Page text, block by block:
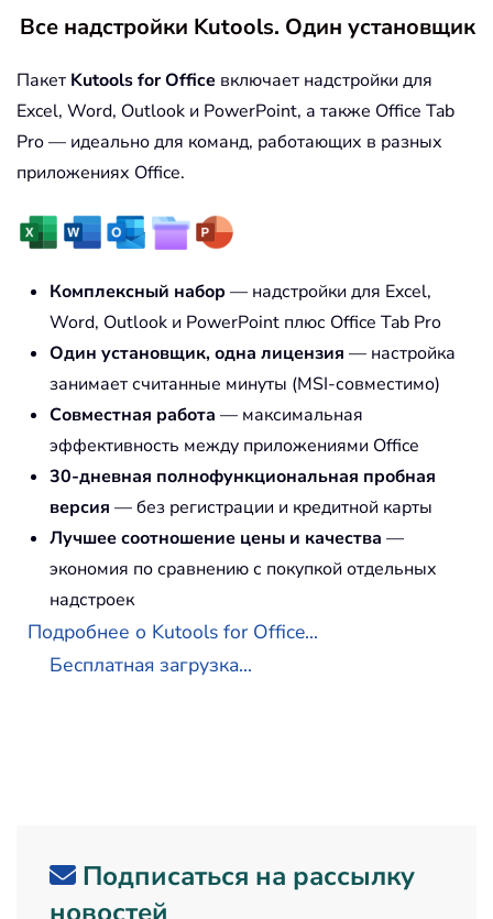
Все надстройки Kutools. Один установщик
Пакет Kutools for Office включает надстройки для
Excel, Word, Outlook и PowerPoint, а также Office Tab
Pro — идеально для команд, работающих в разных
приложениях Office.
Комплексный набор — надстройки для Excel,
Word, Outlook и PowerPoint плюс Office Tab Pro
Один установщик, одна лицензия — настройка
занимает считанные минуты (MSI-совместимо)
Совместная работа — максимальная
эффективность между приложениями Office
30-дневная полнофункциональная пробная
версия — без регистрации и кредитной карты
Лучшее соотношение цены и качества —
экономия по сравнению с покупкой отдельных
надстроек
Подробнее о Kutools for Office...
Бесплатная загрузка...
Подписаться на рассылку